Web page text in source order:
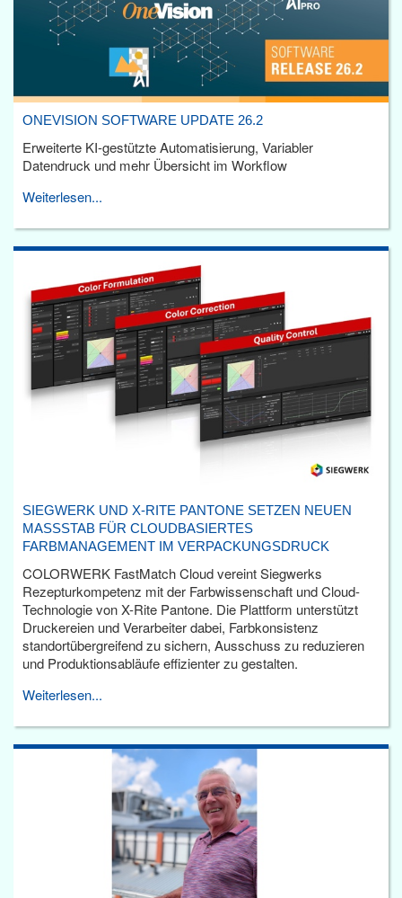
ONEVISION SOFTWARE UPDATE 26.2
Erweiterte KI-gestützte Automatisierung, Variabler
Datendruck und mehr Übersicht im Workflow
Weiterlesen...
SIEGWERK UND X-RITE PANTONE SETZEN NEUEN
MASSSTAB FÜR CLOUDBASIERTES F
ARBMANAGEMENT IM VERPACKUNGSDRUCK
COLORWERK FastMatch Cloud vereint Siegwerks
Rezepturkompetenz mit der Farbwissenschaft und Cloud-
Technologie von X-Rite Pantone. Die Plattform unterstützt
Druckereien und Verarbeiter dabei, Farbkonsistenz
standortübergreifend zu sichern, Ausschuss zu reduzieren
und Produktionsabläufe effizienter zu gestalten.
Weiterlesen...